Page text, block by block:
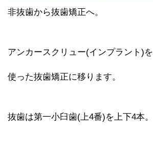
非抜歯から抜歯矯正へ。
アンカースクリュー(インプラント)を
使った抜歯矯正に移ります。
抜歯は第一小臼歯(上4番)を上下4本。